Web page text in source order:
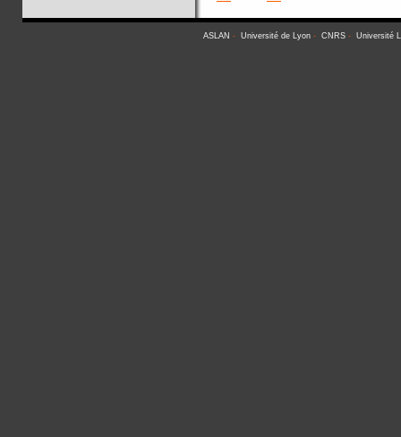
ASLAN - Université de Lyon- CNRS- Université